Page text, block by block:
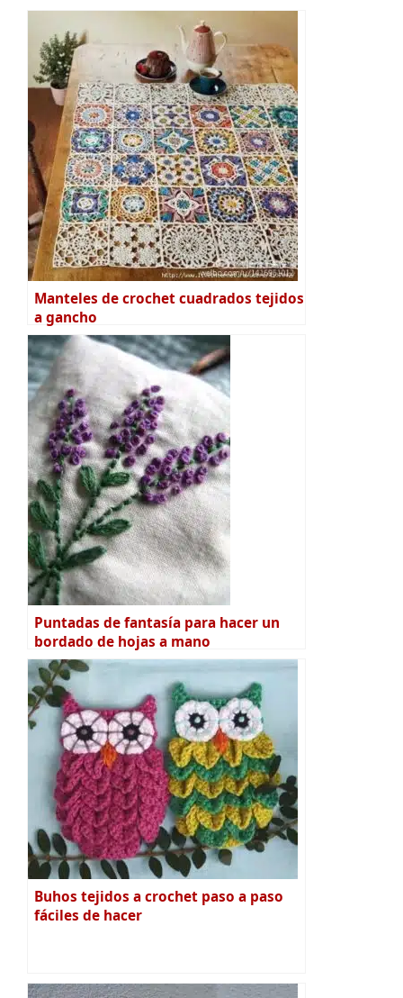
Manteles de crochet cuadrados tejidos
a gancho
Puntadas de fantasía para hacer un
bordado de hojas a mano
Buhos tejidos a crochet paso a paso
fáciles de hacer